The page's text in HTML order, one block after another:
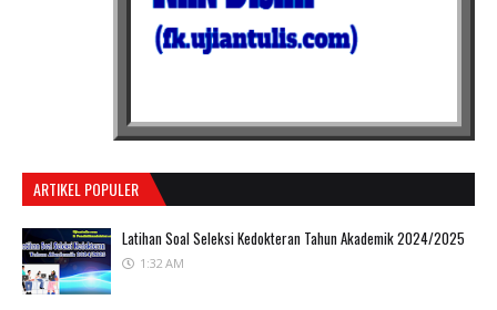
ARTIKEL POPULER
Latihan Soal Seleksi Kedokteran Tahun Akademik 2024/2025
1:32 AM